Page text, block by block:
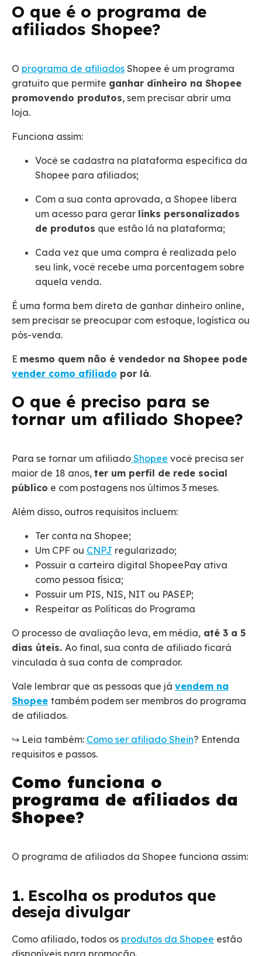
O que é o programa de
afiliados Shopee?
O programa de afiliados Shopee é um programa
gratuito que permite ganhar dinheiro na Shopee
promovendo produtos, sem precisar abrir uma
loja.
Funciona assim:
Você se cadastra na plataforma específica da
Shopee para afiliados;
Com a sua conta aprovada, a Shopee libera
um acesso para gerar links personalizados
de produtos que estão lá na plataforma;
Cada vez que uma compra é realizada pelo
seu link, você recebe uma porcentagem sobre
aquela venda.
É uma forma bem direta de ganhar dinheiro online,
sem precisar se preocupar com estoque, logística ou
pós-venda.
E mesmo quem não é vendedor na Shopee pode
vender como afiliado por lá.
O que é preciso para se
tornar um afiliado Shopee?
Para se tornar um afiliado Shopee você precisa ser
maior de 18 anos, ter um perfil de rede social
público e com postagens nos últimos 3 meses.
Além disso, outros requisitos incluem:
Ter conta na Shopee;
Um CPF ou CNPJ regularizado;
Possuir a carteira digital ShopeePay ativa
como pessoa física;
Possuir um PIS, NIS, NIT ou PASEP;
Respeitar as Políticas do Programa
O processo de avaliação leva, em média, até 3 a 5
dias úteis. Ao final, sua conta de afiliado ficará
vinculada à sua conta de comprador.
Vale lembrar que as pessoas que já vendem na
Shopee também podem ser membros do programa
de afiliados.
↪️ Leia também: Como ser afiliado Shein? Entenda
requisitos e passos.
Como funciona o
programa de afiliados da
Shopee?
O programa de afiliados da Shopee funciona assim:
1. Escolha os produtos que
deseja divulgar
Como afiliado, todos os produtos da Shopee estão
disponíveis para promoção.